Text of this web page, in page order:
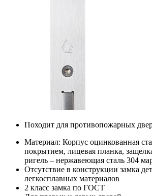
Походит для противопожарных
Материал: Корпус оцинкованная
покрытием, лицевая планка,
ригель – нержавеющая сталь 304
Отсутствие в конструкции замка
легкосплавных материалов
2 класс замка по ГОСТ